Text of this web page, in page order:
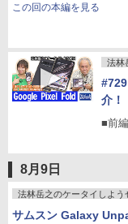
この回の本編を見る
法林
介！
■前
8月9日
法林岳之のケータイしよう
サムスン Galaxy